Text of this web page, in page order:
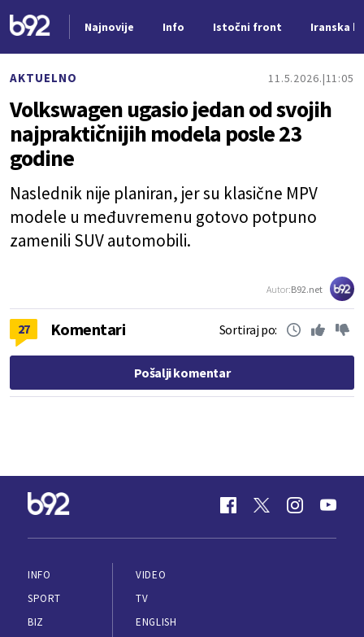
Najnovije Info Istočni front Iranska
AKTUELNO 11.5.2026. 11:05
Volkswagen ugasio jedan od svojih
najpraktičnijih modela posle 23
godine
Naslednik nije planiran, jer su klasične MPV
modele u međuvremenu gotovo potpuno
zamenili SUV automobili.
Autor:B92.net
27 Komentari Sortiraj po:
Pošalji komentar
INFO
SPORT
BIZ
VIDEO
TV
ENGLISH